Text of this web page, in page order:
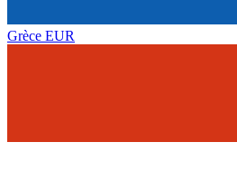
Grèce EUR